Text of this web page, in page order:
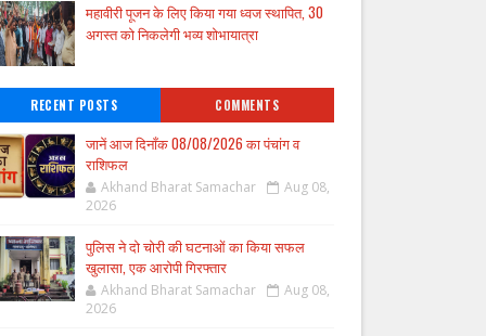
महावीरी पूजन के लिए किया गया ध्वज स्थापित, 30
अगस्त को निकलेगी भव्य शोभायात्रा
RECENT POSTS COMMENTS
जानें आज दिनाँक 08/08/2026 का पंचांग व
राशिफल
Akhand Bharat Samachar
Aug 08,
2026
पुलिस ने दो चोरी की घटनाओं का किया सफल
खुलासा, एक आरोपी गिरफ्तार
Akhand Bharat Samachar
Aug 08,
2026